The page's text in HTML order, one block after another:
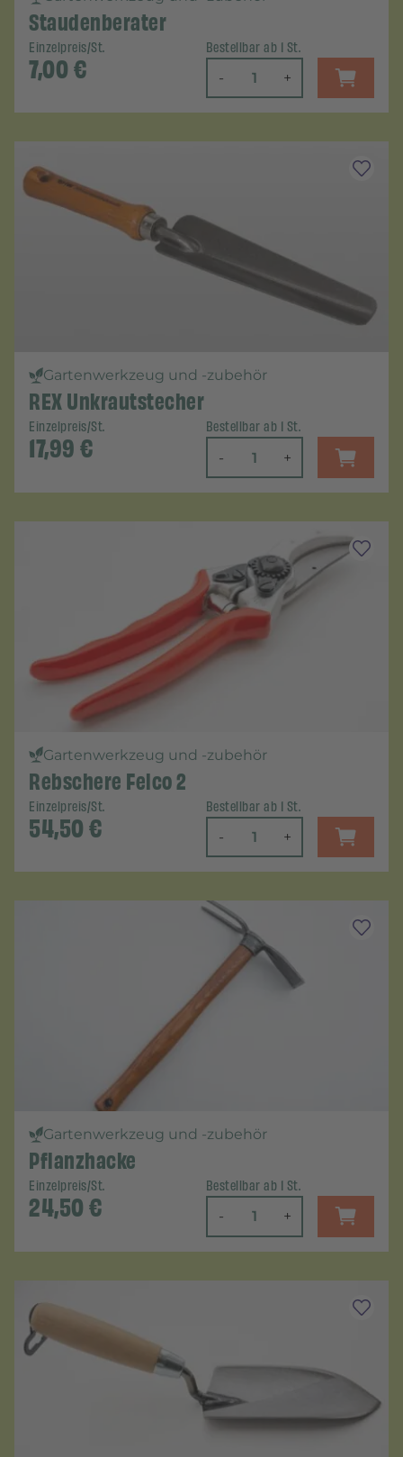
Staudenberater
Einzelpreis/St.
7,00€
Bestellbar ab 1 St.
- +
Gartenwerkzeug und -zubehör
REX Unkrautstecher
Einzelpreis/St.
17,99€
Bestellbar ab 1 St.
- +
Gartenwerkzeug und -zubehör
Rebschere Felco 2
Einzelpreis/St.
54,50€
Bestellbar ab 1 St.
- +
Gartenwerkzeug und -zubehör
Pflanzhacke
Einzelpreis/St.
24,50€
Bestellbar ab 1 St.
- +